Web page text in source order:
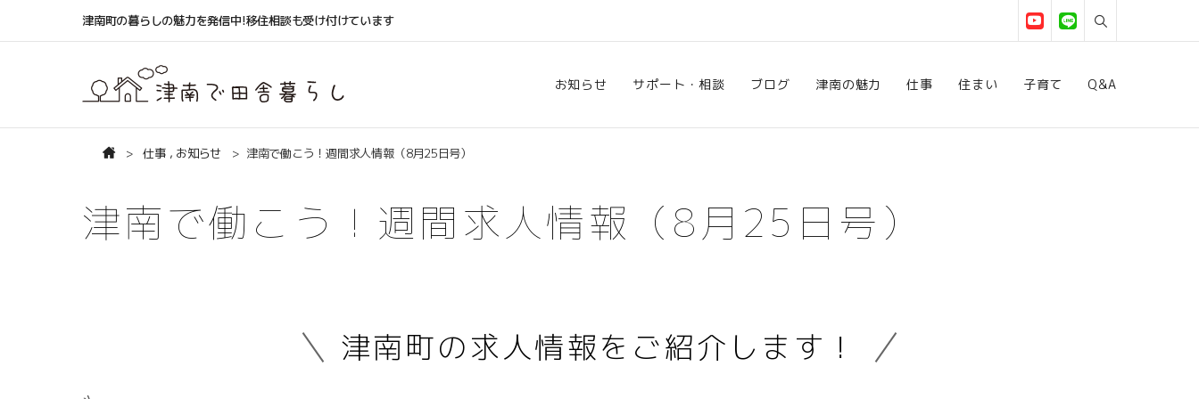
津南町の暮らしの魅力を発信中!移住相談も受け付けています
お知らせ サポート・相談 ブログ 津南の魅力 仕事 住まい 子育て Q&A
仕事 , お知らせ 津南で働こう！週間求人情報（8月25日号）
津南で働こう！週間求人情報（8月25日号）
津南町の求人情報をご紹介します！